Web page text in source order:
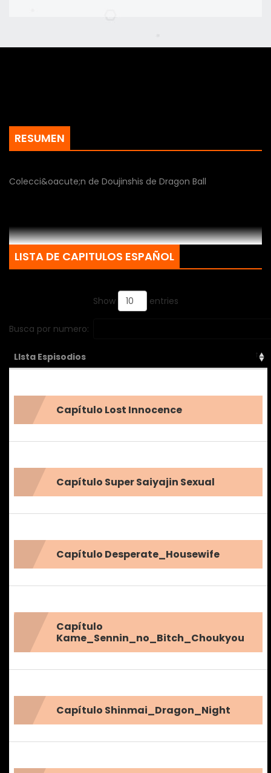
RESUMEN
Colecci&oacute;n de Doujinshis de Dragon Ball
LISTA DE CAPITULOS ESPAÑOL
Show entries
Busca por numero:
LIsta Espisodios
Capítulo Lost Innocence
Capítulo Super Saiyajin Sexual
Capítulo Desperate_Housewife
Capítulo
Kame_Sennin_no_Bitch_Choukyou
Capítulo Shinmai_Dragon_Night